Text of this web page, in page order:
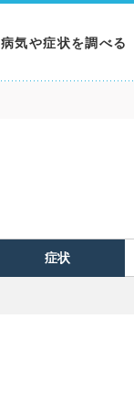
病気や症状を調べる
病気を調べる
症状